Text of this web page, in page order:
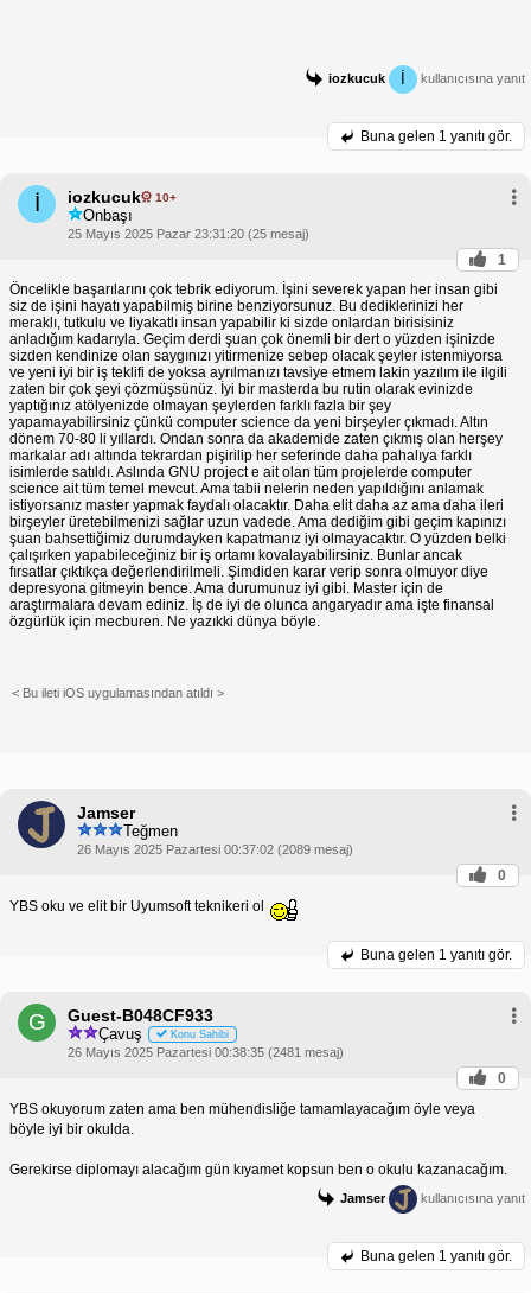
iozkucuk kullanıcısına yanıt
Buna gelen 1 yanıtı gör.
İ iozkucuk 10+
Onbaşı
25 Mayıs 2025 Pazar 23:31:20 (25 mesaj)
1
Öncelikle başarılarını çok tebrik ediyorum. İşini severek yapan her insan gibi
siz de işini hayatı yapabilmiş birine benziyorsunuz. Bu dediklerinizi her
meraklı, tutkulu ve liyakatlı insan yapabilir ki sizde onlardan birisisiniz
anladığım kadarıyla. Geçim derdi şuan çok önemli bir dert o yüzden işinizde
sizden kendinize olan saygınızı yitirmenize sebep olacak şeyler istenmiyorsa
ve yeni iyi bir iş teklifi de yoksa ayrılmanızı tavsiye etmem lakin yazılım ile ilgili
zaten bir çok şeyi çözmüşsünüz. İyi bir masterda bu rutin olarak evinizde
yaptığınız atölyenizde olmayan şeylerden farklı fazla bir şey
yapamayabilirsiniz çünkü computer science da yeni birşeyler çıkmadı. Altın
dönem 70-80 li yıllardı. Ondan sonra da akademide zaten çıkmış olan herşey
markalar adı altında tekrardan pişirilip her seferinde daha pahalıya farklı
isimlerde satıldı. Aslında GNU project e ait olan tüm projelerde computer
science ait tüm temel mevcut. Ama tabii nelerin neden yapıldığını anlamak
istiyorsanız master yapmak faydalı olacaktır. Daha elit daha az ama daha ileri
birşeyler üretebilmenizi sağlar uzun vadede. Ama dediğim gibi geçim kapınızı
şuan bahsettiğimiz durumdayken kapatmanız iyi olmayacaktır. O yüzden belki
çalışırken yapabileceğiniz bir iş ortamı kovalayabilirsiniz. Bunlar ancak
fırsatlar çıktıkça değerlendirilmeli. Şimdiden karar verip sonra olmuyor diye
depresyona gitmeyin bence. Ama durumunuz iyi gibi. Master için de
araştırmalara devam ediniz. İş de iyi de olunca angaryadır ama işte finansal
özgürlük için mecburen. Ne yazıkki dünya böyle.
< Bu ileti iOS uygulamasından atıldı >
Jamser
Teğmen
26 Mayıs 2025 Pazartesi 00:37:02 (2089 mesaj)
0
YBS oku ve elit bir Uyumsoft teknikeri ol
Buna gelen 1 yanıtı gör.
G Guest-B048CF933
Çavuş Konu Sahibi
26 Mayıs 2025 Pazartesi 00:38:35 (2481 mesaj)
0
YBS okuyorum zaten ama ben mühendisliğe tamamlayacağım öyle veya
böyle iyi bir okulda.
Gerekirse diplomayı alacağım gün kıyamet kopsun ben o okulu kazanacağım.
Jamser kullanıcısına yanıt
Buna gelen 1 yanıtı gör.